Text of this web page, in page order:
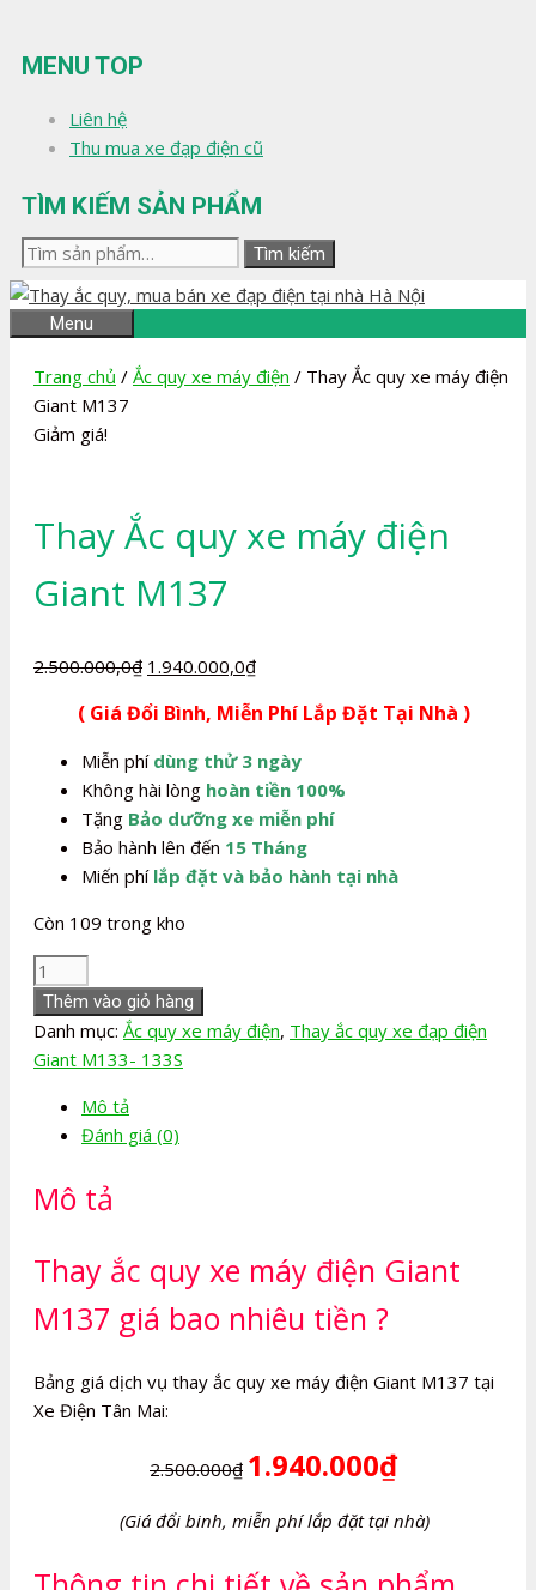
đến
nội
MENU TOP
Liên hệ
Thu mua xe đạp điện cũ
TÌM KIẾM SẢN PHẨM
Tìm
kiếm:
Tìm kiếm
Menu
Trang chủ / Ắc quy xe máy điện / Thay Ắc quy xe máy điện
Giant M137
Giảm giá!
Thay Ắc quy xe máy điện
Giant M137
2.500.000,0₫ Giá
là:
2.500.000,0₫.
1.940.000,0₫Giá
tại
1.940.000,0₫.
( Giá Đổi Bình, Miễn Phí Lắp Đặt Tại Nhà )
Miễn phí dùng thử 3 ngày
Không hài lòng hoàn tiền 100%
Tặng Bảo dưỡng xe miễn phí
Bảo hành lên đến 15 Tháng
Miến phí lắp đặt và bảo hành tại nhà
Còn 109 trong kho
Thay
Ắc
quy
xe
điện
Giant
số
Thêm vào giỏ hàng
Danh mục: Ắc quy xe máy điện, Thay ắc quy xe đạp điện
Giant M133- 133S
Mô tả
Đánh giá (0)
Mô tả
Thay ắc quy xe máy điện Giant
M137 giá bao nhiêu tiền ?
Bảng giá dịch vụ thay ắc quy xe máy điện Giant M137 tại
Xe Điện Tân Mai:
2.500.000₫ 1.940.000₫
(Giá đổi binh, miễn phí lắp đặt tại nhà)